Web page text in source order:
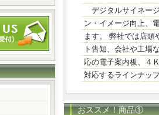
デジタルサイネー
ン・イメージ向上、
ます。 弊社では店頭
ト告知、会社や工場
応の電子案内板、４
対応するラインナッ
おススメ！商品①